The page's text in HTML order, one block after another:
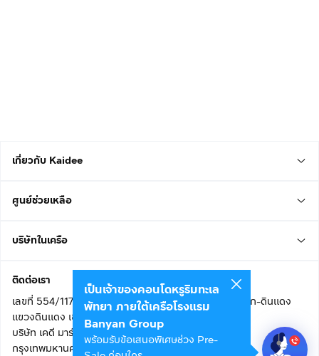
เกี่ยวกับ Kaidee
ศูนย์ช่วยเหลือ
บริษัทในเครือ
ติดต่อเรา
เลขที่ 554/117 อาคารสกายไนน์ เซ็นเตอร์ ชั้น 22 ถนนอโศก-ดินแดง
แขวงดินแดง เขตดินแดง
บริษัท เคดี มาร์เก็ตเพลส จำกัด (สำนักงานใหญ่)
กรุงเทพมหานคร 10400
เป็นเจ้าของคอนโดหรูริมทะเล
พัทยา ภายใต้เครือโรงแรม
Banyan Group
พร้อมรับข้อเสนอพิเศษช่วง Pre-